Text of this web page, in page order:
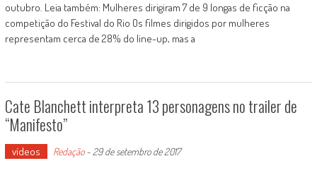
outubro. Leia também: Mulheres dirigiram 7 de 9 longas de ficção na
competição do Festival do Rio Os filmes dirigidos por mulheres
representam cerca de 28% do line-up, mas a
Cate Blanchett interpreta 13 personagens no trailer de
“Manifesto”
vídeos Redação- 29 de setembro de 2017